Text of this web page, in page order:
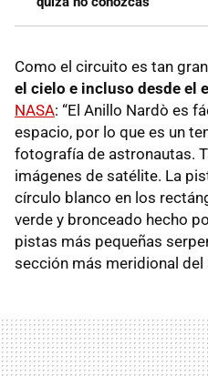
Como el circuito es tan
el cielo e incluso desde el
NASA: “El Anillo Nardò es
espacio, por lo que es un
fotografía de astronautas.
imágenes de satélite. La
círculo blanco en los
verde y bronceado hecho
pistas más pequeñas
sección más meridional del